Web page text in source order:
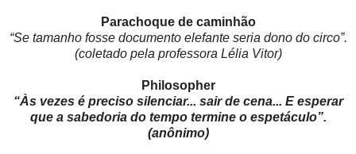
Parachoque de caminhão
“Se tamanho fosse documento elefante seria dono do circo”.
(coletado pela professora Lélia Vitor)
Philosopher
“Às vezes é preciso silenciar... sair de cena... E esperar
que a sabedoria do tempo termine o espetáculo”.
(anônimo)